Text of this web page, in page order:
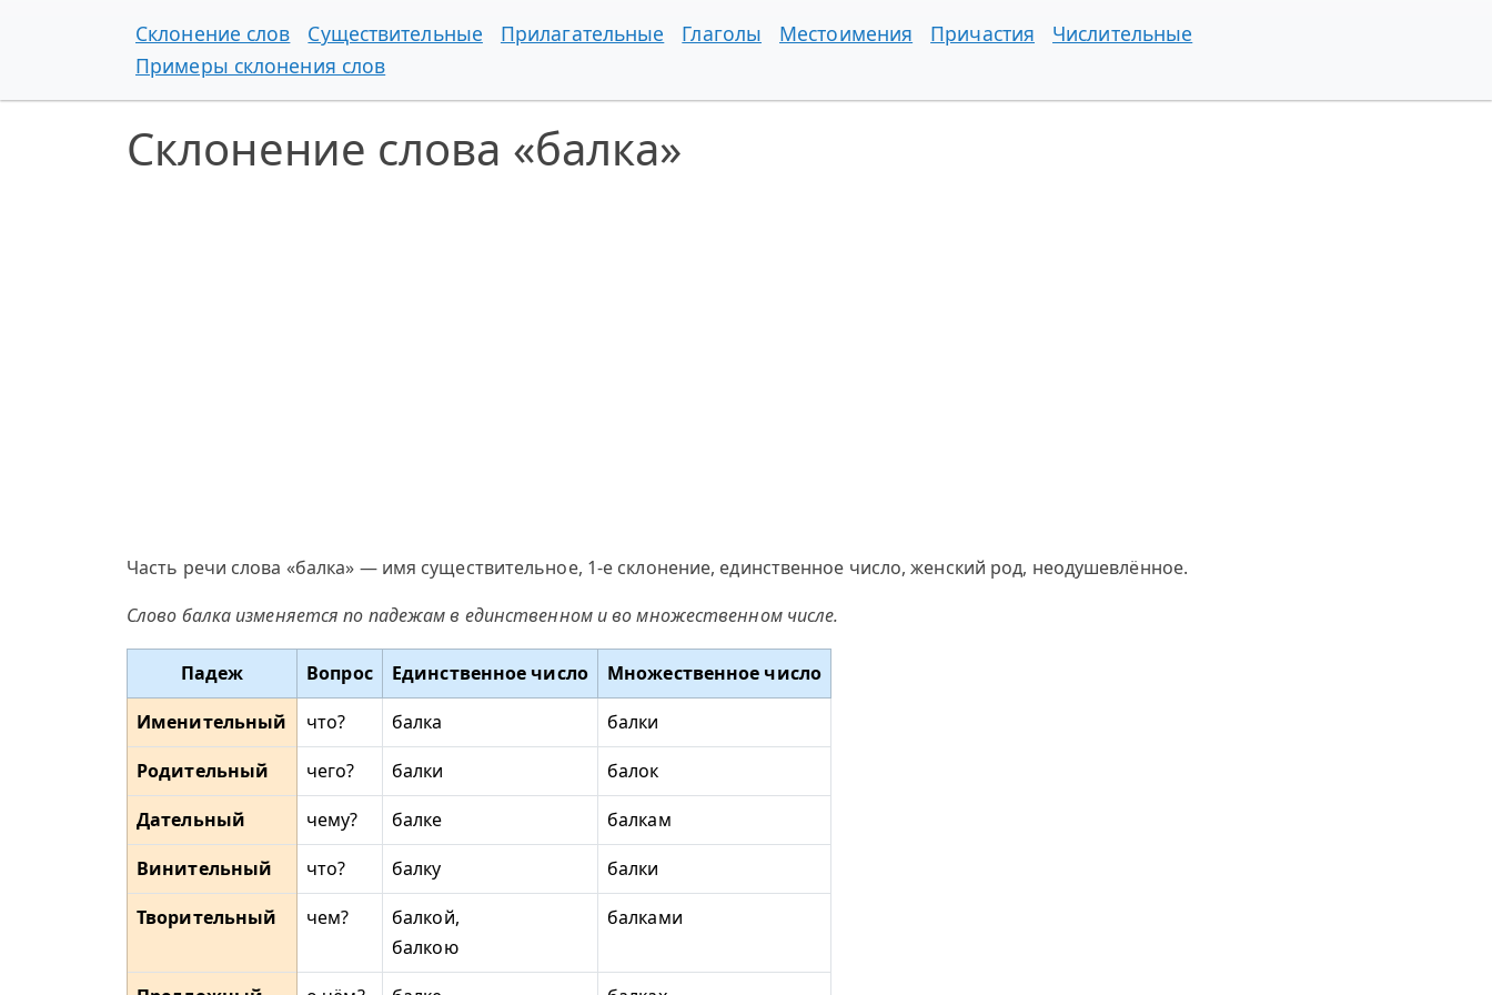
Склонение слов Существительные Прилагательные Глаголы Местоимения Причастия
Числительные
Примеры склонения слов
Склонение слова «балка»
Часть речи слова «балка» — имя существительное, 1-е склонение, единственное число, женский род, неодушевлённое.
Слово балка изменяется по падежам в единственном и во множественном числе.
Падеж Вопрос Единственное число
Множественное число
Именительный
что? балка
балки
Родительный
чего? балки
балок
Дательный
чему? балке
балкам
Винительный
что? балку
балки
Творительный
чем?
балкой,
балкою
балками